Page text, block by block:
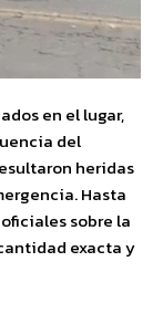
en el lugar,
del
heridas
Hasta
sobre la
exacta y